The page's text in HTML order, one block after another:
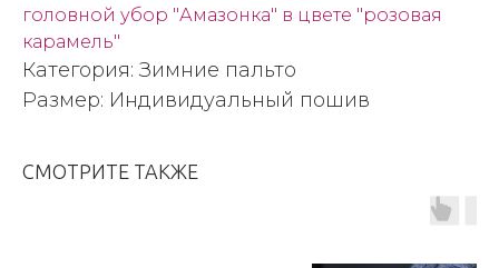
головной убор "Амазонка" в цвете "розовая
карамель"
Категория: Зимние пальто
Размер: Индивидуальный пошив
СМОТРИТЕ ТАКЖЕ